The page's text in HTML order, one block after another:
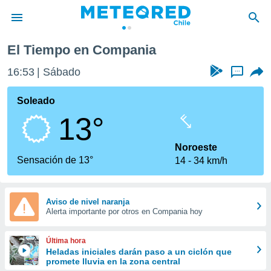
de
por
que se
calidad.
a este
las
y
forma
digital
basada
El Tiempo en Compania
16:53 Sábado ...
Soleado
13°
Sensación de 13°
Noroeste
14
34 km/h
Aviso de nivel naranja
Alerta importante por otros en Compania hoy
Última hora
Heladas iniciales darán paso a un ciclón que
promete lluvia en la zona central